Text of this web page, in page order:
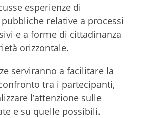
esperienze di
relative a processi
e a forme di cittadinanza
orizzontale.
serviranno a facilitare la
tra i partecipanti,
l’attenzione sulle
e su quelle possibili.